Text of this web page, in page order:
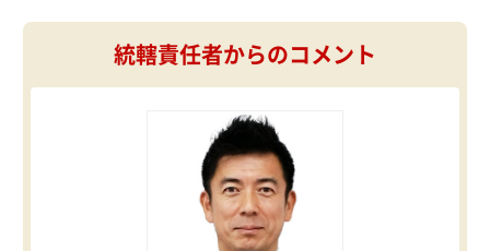
統轄責任者からのコメント